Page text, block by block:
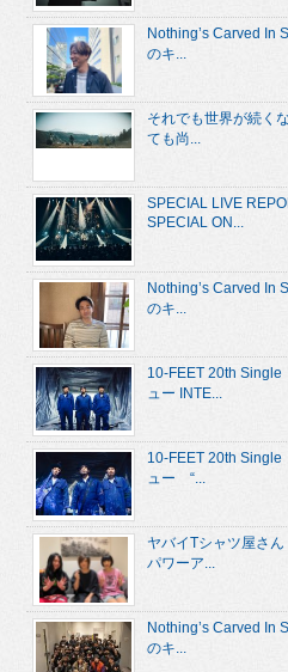
Nothing’s Carved In
のキ...
それでも世界が続く
ても尚...
SPECIAL LIVE
SPECIAL ON...
Nothing’s Carved In
のキ...
10-FEET 20th Single
ュー INTE...
10-FEET 20th Single
ュー “...
ヤバイTシャツ屋さ
パワーア...
Nothing’s Carved In
のキ...